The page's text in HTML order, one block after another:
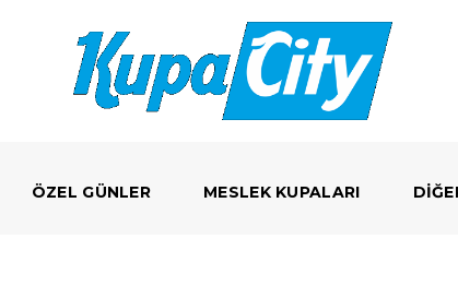
ÖZEL GÜNLER MESLEK KUPALARI